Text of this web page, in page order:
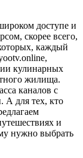
доступе и
скорее всего,
каждый
кулинарных
жилища.
каналов с
А для тех, кто
и
нужно выбрать